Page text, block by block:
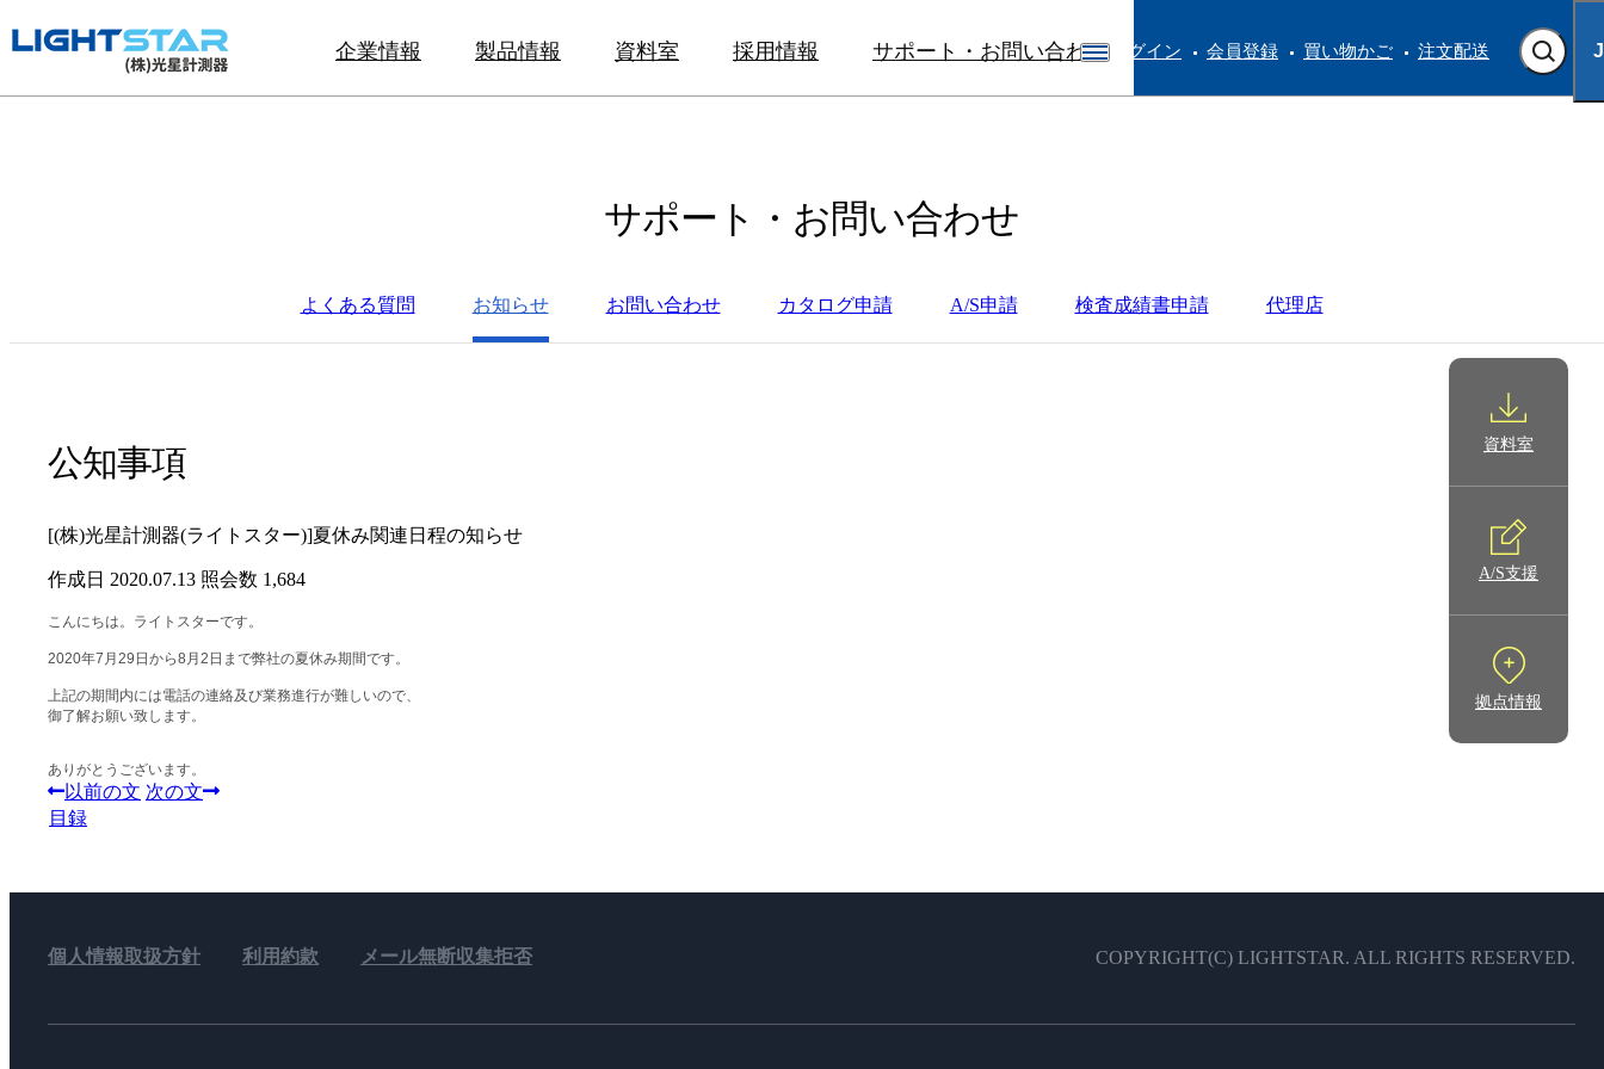
企業情報 製品情報 資料室 採用情報 サポート・お問い合わせ ログイン 会員登録 買い物かご 注文配送
サポート・お問い合わせ
よくある質問 お知らせ お問い合わせ カタログ申請 A/S申請 検査成績書申請 代理店
公知事項
[(株)光星計測器(ライトスター)]夏休み関連日程の知らせ
作成日 2020.07.13 照会数 1,684
こんにちは。ライトスターです。
2020年7月29日から8月2日まで弊社の夏休み期間です。
上記の期間内には電話の連絡及び業務進行が難しいので、
御了解お願い致します。
ありがとうございます。
以前の文 次の文
目録
個人情報取扱方針 利用約款 メール無断収集拒否 COPYRIGHT(C) LIGHTSTAR. ALL RIGHTS RESERVED.
資料室
A/S支援
拠点情報